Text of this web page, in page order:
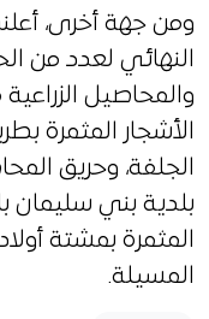
ومن جهة أخرى،
النهائي لعدد من
والمحاصيل
الأشجار المثمرة
الجلفة، وحريق
بلدية بني سليمان
المثمرة بمشتة
المسيلة.